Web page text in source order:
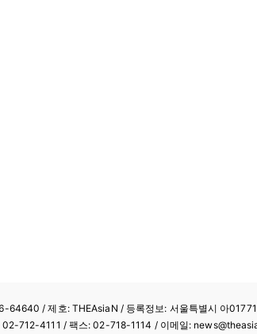
64640 / 제호: THEAsiaN / 등록정보: 서울특별시 아
02-712-4111 / 팩스: 02-718-1114 / 이메일: